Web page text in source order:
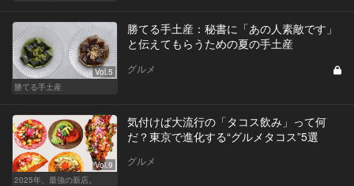
Vol.5
勝てる手土産
勝てる手土産：秘書に「あの人素敵です」
と伝えてもらうための夏の手土産
グルメ
Vol.9
2025年、最強の新店。
気付けば大流行の「タコス飲み」って何
だ？東京で進化する“グルメタコス”5選
グルメ